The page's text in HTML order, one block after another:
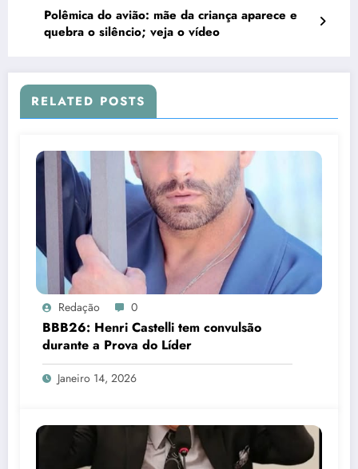
Polêmica do avião: mãe da criança aparece e
quebra o silêncio; veja o vídeo
RELATED POSTS
Redação 0
BBB26: Henri Castelli tem convulsão
durante a Prova do Líder
Janeiro 14, 2026